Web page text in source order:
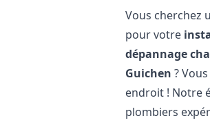
Vous cherchez
pour votre
dépannage
Guichen ?
endroit ! Notre
plombiers